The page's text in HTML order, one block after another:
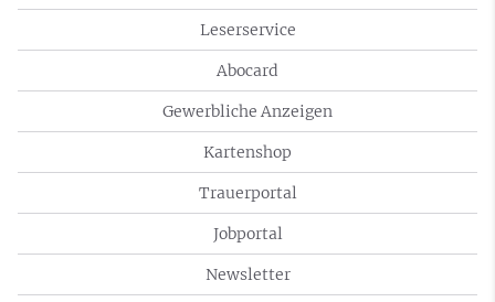
Leserservice
Abocard
Gewerbliche Anzeigen
Kartenshop
Trauerportal
Jobportal
Newsletter